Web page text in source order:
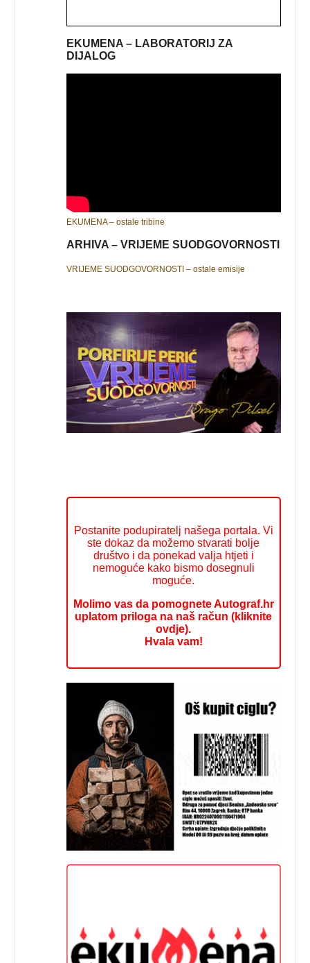
EKUMENA – LABORATORIJ ZA
DIJALOG
EKUMENA – ostale tribine
ARHIVA – VRIJEME SUODGOVORNOSTI
VRIJEME SUODGOVORNOSTI – ostale emisije
Postanite podupiratelj našega portala. Vi
ste dokaz da možemo stvarati bolje
društvo i da ponekad valja htjeti i
nemoguće kako bismo dosegnuli
moguće.
Molimo vas da pomognete Autograf.hr
uplatom priloga na naš račun (kliknite
ovdje).
Hvala vam!